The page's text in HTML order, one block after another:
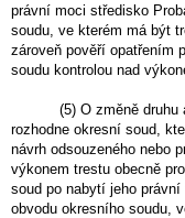
právní moci středisko
soudu, ve kterém má být
zároveň pověří opatřením
soudu kontrolou nad
(5) O změně
rozhodne okresní soud,
návrh odsouzeného nebo
výkonem trestu obecně
soud po nabytí jeho
obvodu okresního soudu,